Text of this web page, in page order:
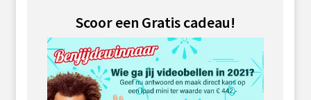
Scoor een Gratis cadeau!